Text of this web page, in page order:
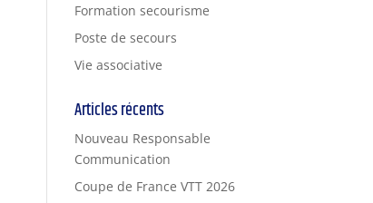
Formation secourisme
Poste de secours
Vie associative
Articles récents
Nouveau Responsable
Communication
Coupe de France VTT 2026